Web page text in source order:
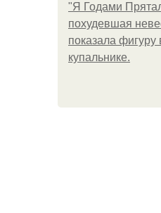
"Я Годами
похудевшая
показала фигуру
купальнике.